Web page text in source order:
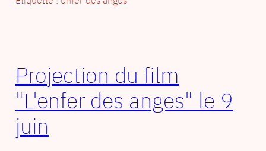
Projection du film
"L'enfer des anges" le 9
juin